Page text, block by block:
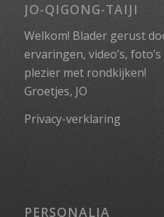
JO-QIGONG-TAIJI
Welkom! Blader gerust
ervaringen, video’s,
plezier met rondkijken!
Groetjes, JO
Privacy-verklaring
PERSONALIA